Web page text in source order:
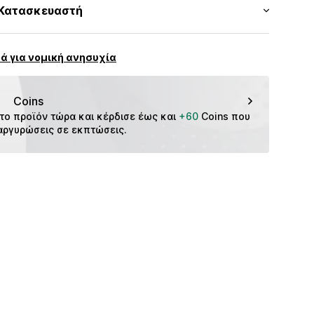
τόνο
CMM7782002000001
5% Ελαστάνη
για νομική ανησυχία
Coins
προϊόν τώρα και κέρδισε έως και +60 Coins που
σε εκπτώσεις.